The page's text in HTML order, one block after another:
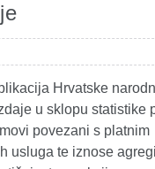
Hrvatske
u sklopu statistike
povezani s platnim
usluga te iznose